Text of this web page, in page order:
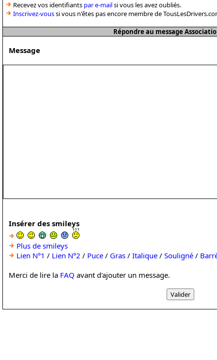
Recevez vos identifiants par e-mailsi vous les avez oubliés.
Inscrivez-voussi vous n'êtes pas encore membre de
Répondre au message
Message
Insérer des smileys
Plus de smileys
Lien N°1 / Lien N°2 / Puce / Gras / Italique / Souligné /
Merci de lire la FAQ avant d'ajouter un message.